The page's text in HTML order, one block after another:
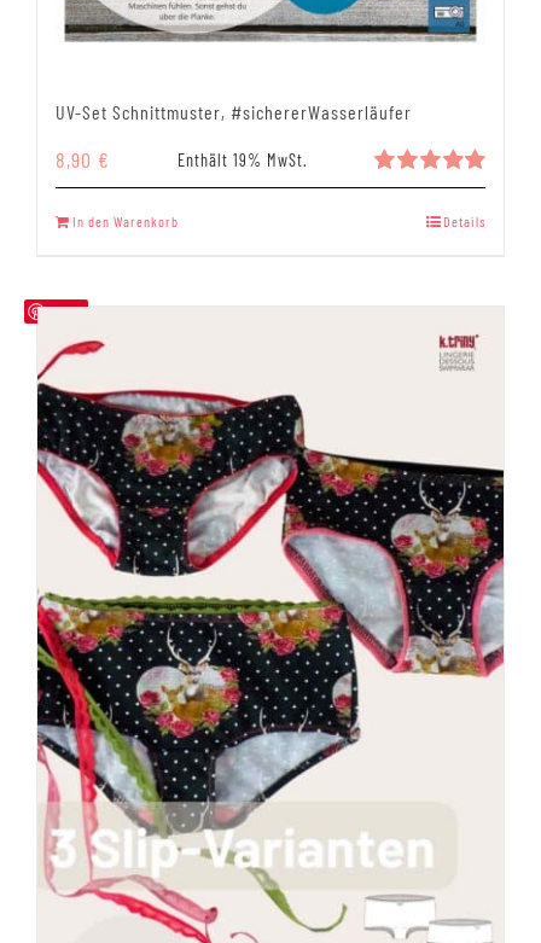
UV-Set Schnittmuster, #sichererWasserläufer
Bewertet
5.00
8,90 € Enthält 19% MwSt.
In den Warenkorb Details
Save